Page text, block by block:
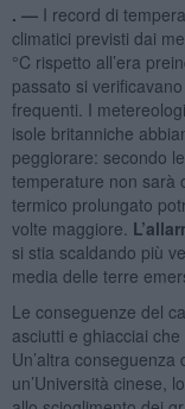
. — I record di
climatici previsti dai
°C rispetto all’era
passato si
frequenti. I
isole britanniche
peggiorare: secondo
temperature non sarà
termico prolungato
volte maggiore.
si stia scaldando più
media delle terre
Le conseguenze del
asciutti e ghiacciai
Un’altra
un’Università cinese,